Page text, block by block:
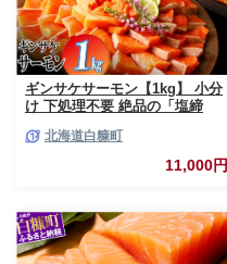
ギンサケサーモン【1kg】 小分
け 下処理不要 絶品の「塩締
サーモン 鮭 魚 銀鮭 刺身 生食
用 さけ サケ ふるさと ランキン
グ 人気 魚介類 魚介 北海道 白
北海道白糠町
11,000円